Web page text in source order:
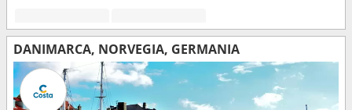
DANIMARCA, NORVEGIA, GERMANIA